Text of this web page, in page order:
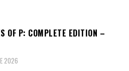
OF P: COMPLETE EDITION –
2026